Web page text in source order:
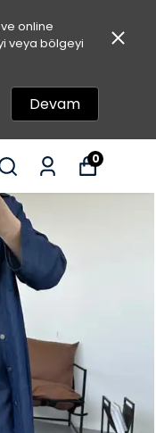
online
veya bölgeyi
Devam
0